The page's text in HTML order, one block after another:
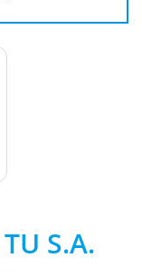
S.A.